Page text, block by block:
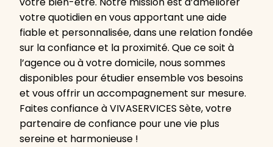
votre quotidien en vous apportant une aide
fiable et personnalisée, dans une relation fondée
sur la confiance et la proximité. Que ce soit à
l’agence ou à votre domicile, nous sommes
disponibles pour étudier ensemble vos besoins
et vous offrir un accompagnement sur mesure.
Faites confiance à VIVASERVICES Sète, votre
partenaire de confiance pour une vie plus
sereine et harmonieuse !